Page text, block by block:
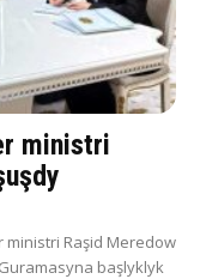
ministri
Raşid Meredow
başlyklyk